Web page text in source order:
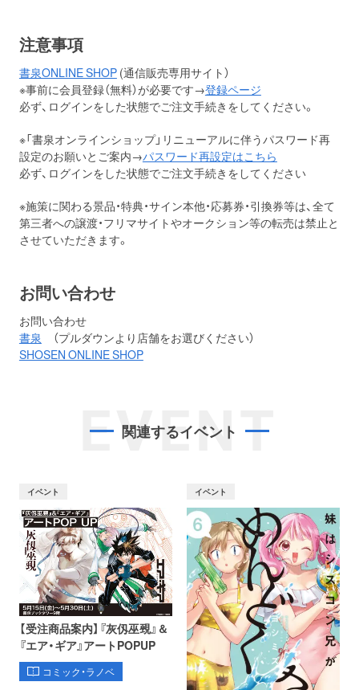
注意事項
書泉ONLINE SHOP(通信販売専用サイト）
※事前に会員登録（無料）が必要です→登録ページ
必ず、ログインをした状態でご注文手続きをしてください。
※「書泉オンラインショップ」リニューアルに伴うパスワード再
設定のお願いとご案内→パスワード再設定はこちら
必ず、ログインをした状態でご注文手続きをしてください
※施策に関わる景品・特典・サイン本他・応募券・引換券等は、全て
第三者への譲渡・フリマサイトやオークション等の転売は禁止と
させていただきます。
お問い合わせ
お問い合わせ
書泉 （プルダウンより店舗をお選びください）
SHOSEN ONLINE SHOP
EVENT
関連するイベント
イベント
【受注商品案内】『灰仭巫覡』＆
『エア・ギア』アートPOPUP
コミック・ラノベ
イベント